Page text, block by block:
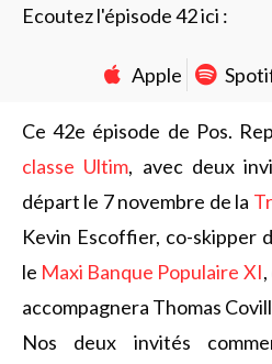
Ecoutez l'épisode 42 ici :
Apple
Ce 42e épisode de Pos.
classe Ultim, avec deux
départ le 7 novembre de la
Kevin Escoffier, co-skipper
le Maxi Banque Populaire XI
accompagnera Thomas
Nos deux invités